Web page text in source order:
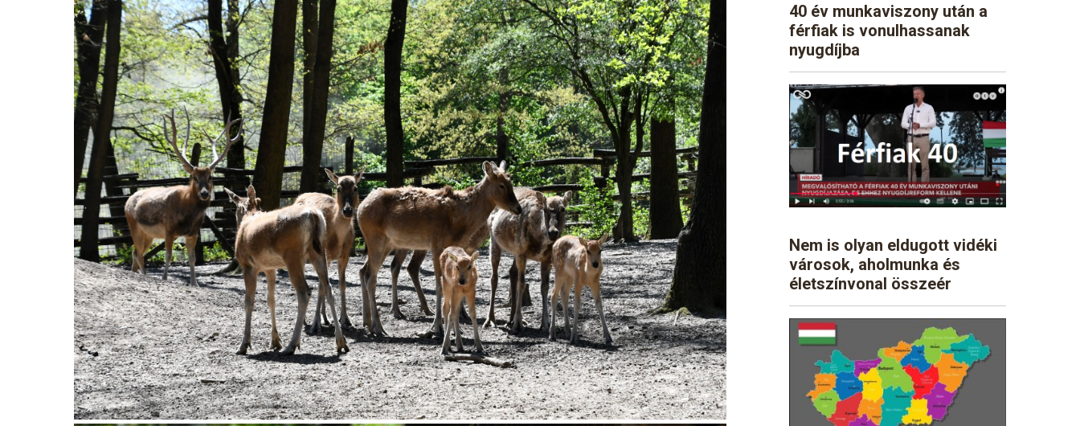
40 év munkaviszony után a
férfiak is vonulhassanak
nyugdíjba
Nem is olyan eldugott vidéki
városok, aholmunka és
életszínvonal összeér